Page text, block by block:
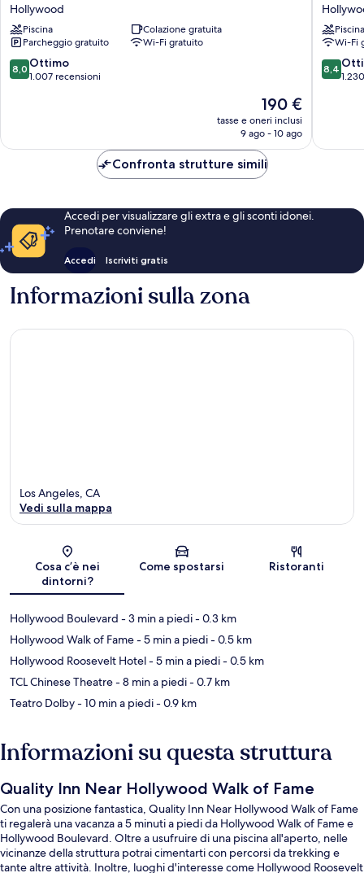
SureStay
Collection
by
Best
Western
Hollywood
Piscina
Colazione gratuita
Parcheggio gratuito
Wi-Fi gratuito
8.0
su
8,0 Ottimo
1.007 recensioni
Il
prezzo
attuale
190 €
190 €
tasse e oneri inclusi
9 ago - 10 ago
Plaza
Hotel
-
Walk
of
Piscina
Wi-Fi
8.4
su
8,4
Confronta strutture simili
Accedi per visualizzare gli extra e gli sconti idonei.
Prenotare conviene!
Accedi Iscriviti gratis
Informazioni sulla zona
Mappa
Los Angeles, CA
Vedi sulla mappa
Cosa c’è nei
dintorni?
Come spostarsi Ristoranti
Hollywood Boulevard - 3 min a piedi- 0.3 km
Hollywood Walk of Fame- 5 min a piedi- 0.5 km
Hollywood Roosevelt Hotel- 5 min a piedi- 0.5 km
TCL Chinese Theatre- 8 min a piedi- 0.7 km
Teatro Dolby- 10 min a piedi- 0.9 km
Informazioni su questa struttura
Quality Inn Near Hollywood Walk of Fame
Con una posizione fantastica, Quality Inn Near Hollywood Walk of Fame
ti regalerà una vacanza a 5 minuti a piedi da Hollywood Walk of Fame e
Hollywood Boulevard. Oltre a usufruire di una piscina all'aperto, nelle
vicinanze della struttura potrai cimentarti con percorsi da trekking e
tante altre attività. Inoltre, luoghi d'interesse come Hollywood Roosevelt